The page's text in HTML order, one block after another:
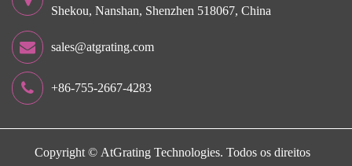
Shekou, Nanshan, Shenzhen 518067, China
sales@atgrating.com
+86-755-2667-4283
Copyright © AtGrating Technologies. Todos os direitos